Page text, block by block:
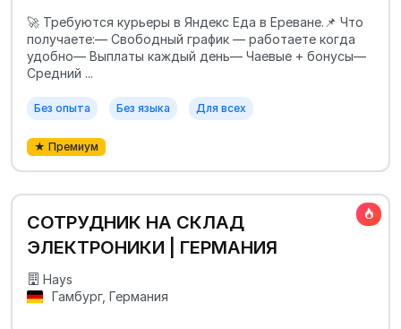
🚀 Требуются курьеры в Яндекс Еда в Ереване.📌 Что
получаете:— Свободный график — работаете когда
удобно— Выплаты каждый день— Чаевые + бонусы—
Средний ...
Без опыта Без языка Для всех
★ Премиум
СОТРУДНИК НА СКЛАД
ЭЛЕКТРОНИКИ | ГЕРМАНИЯ
Hays
Гамбург, Германия